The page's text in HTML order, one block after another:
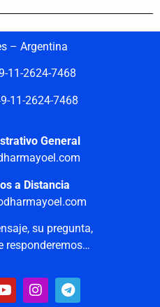
– Argentina
11-2624-7468
11-2624-7468
General
a Distancia
su pregunta,
responderemos…